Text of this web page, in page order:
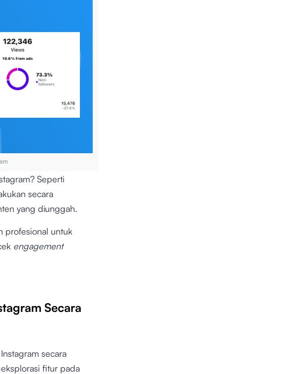
Seperti
secara
yang diunggah.
profesional untuk
engagement
Secara
secara
fitur pada